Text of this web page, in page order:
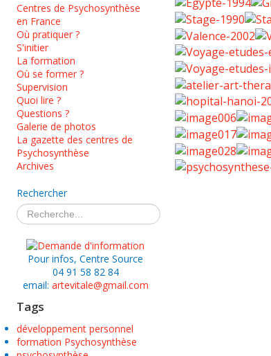
Centres de Psychosynthèse
en France
Où pratiquer ?
S'initier
La formation
Où se former ?
Supervision
Quoi lire ?
Questions ?
Galerie de photos
La gazette des centres de
Psychosynthèse
Archives
Rechercher
Pour infos, Centre Source
04 91 58 82 84
email: artevitale@gmail.com
Tags
développement personnel
formation Psychosynthèse